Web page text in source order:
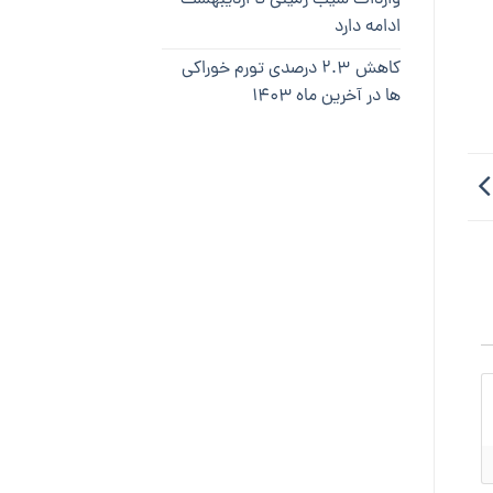
ادامه دارد
کاهش ۲.۳ درصدی تورم خوراکی
ها در آخرین ماه ۱۴۰۳